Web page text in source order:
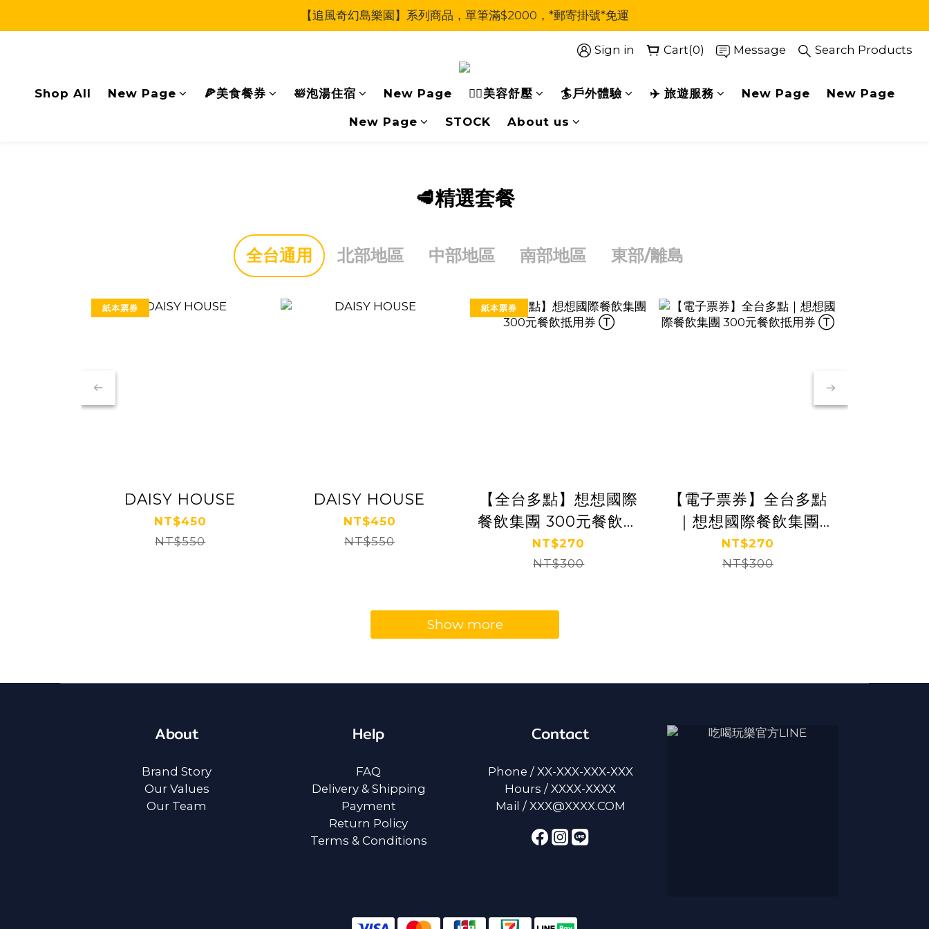
【追風奇幻島樂園】系列商品，單筆滿$2000，*郵寄掛號*免運
Sign in Cart(0) Message Search Products
Shop All New Page 🍕美食餐券 🛀泡湯住宿 New Page 🧖‍♀美容舒壓 🏄戶外體驗 ✈️ 旅遊服務 New Page New Page
New Page STOCK About us
🥩精選套餐
全台通用 北部地區 中部地區 南部地區 東部/離島
紙本票券
DAISY HOUSE
NT$450
NT$550
DAISY HOUSE
NT$450
NT$550
紙本票券
【全台多點】想想國際
餐飲集團 300元餐飲抵
用券 Ⓣ
NT$270
NT$300
【電子票券】全台多點
｜想想國際餐飲集團
300元餐飲抵用券 Ⓣ
NT$270
NT$300
Show more
About
Brand Story
Our Values
Our Team
Help
FAQ
Delivery & Shipping
Payment
Return Policy
Terms & Conditions
Contact
Phone / XX-XXX-XXX-XXX
Hours / XXXX-XXXX
Mail / XXX@XXXX.COM